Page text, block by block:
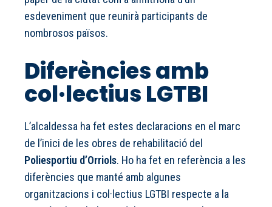
esdeveniment que reunirà participants de
nombrosos països.
Diferències amb
col·lectius LGTBI
L’alcaldessa ha fet estes declaracions en el marc
de l’inici de les obres de rehabilitació del
Poliesportiu d’Orriols. Ho ha fet en referència a les
diferències que manté amb algunes
organitzacions i col·lectius LGTBI respecte a la